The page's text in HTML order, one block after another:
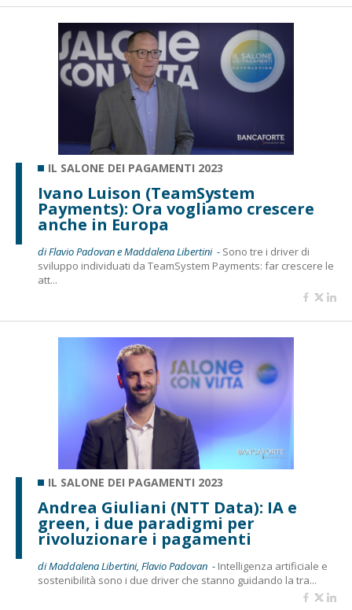
IL SALONE DEI PAGAMENTI 2023
Ivano Luison (TeamSystem
Payments): Ora vogliamo crescere
anche in Europa
di Flavio Padovan e Maddalena Libertini - Sono tre i driver di
sviluppo individuati da TeamSystem Payments: far crescere le
att...
IL SALONE DEI PAGAMENTI 2023
Andrea Giuliani (NTT Data): IA e
green, i due paradigmi per
rivoluzionare i pagamenti
di Maddalena Libertini, Flavio Padovan - Intelligenza artificiale e
sostenibilità sono i due driver che stanno guidando la tra...